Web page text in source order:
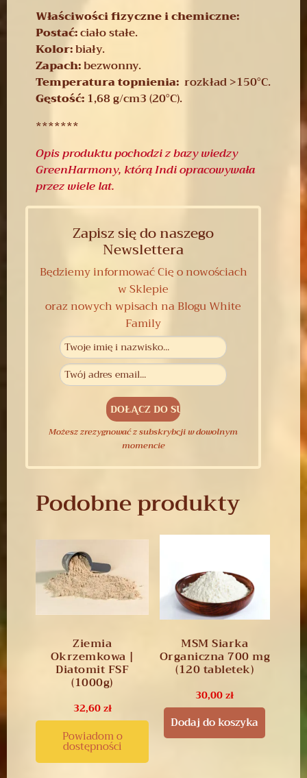
Właściwości fizyczne i chemiczne:
Postać:ciało stałe.
Kolor:biały.
Zapach:bezwonny.
Temperatura topnienia: rozkład >150°C.
Gęstość: 1,68 g/cm3 (20°C).
*******
Opis produktu pochodzi z bazy wiedzy
GreenHarmony, którą Indi opracowywała
przez wiele lat.
Zapisz się do naszego
Newslettera
Będziemy informować Cię o nowościach
w Sklepie
oraz nowych wpisach na Blogu White
Family
Możesz zrezygnować z subskrybcji w dowolnym
momencie
Podobne produkty
Ziemia
Okrzemkowa |
Diatomit FSF
(1000g)
32,60zł
Powiadom o
dostępności
MSM Siarka
Organiczna 700 mg
(120 tabletek)
30,00zł
Dodaj do koszyka